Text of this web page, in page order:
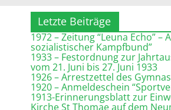
Letzte Beiträge
1972 – Zeitung “Leuna Echo”
sozialistischer Kampfbund”
1933 – Festordnung zur
vom 21. Juni bis 27. Juni 1933
1926 – Arrestzettel des
1920 – Anmeldeschein
1913-Erinnerungsblatt zur
Kirche St Thomae auf dem